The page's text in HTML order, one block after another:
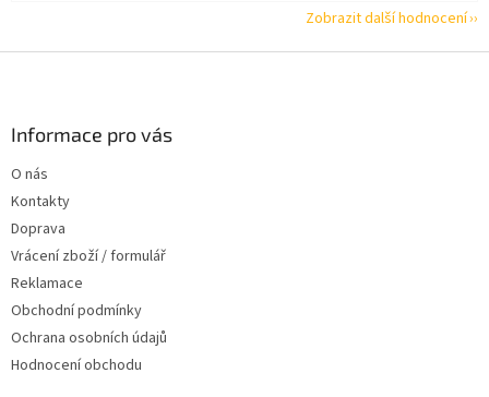
Zobrazit další hodnocení
Informace pro vás
O nás
Kontakty
Doprava
Vrácení zboží / formulář
Reklamace
Obchodní podmínky
Ochrana osobních údajů
Hodnocení obchodu